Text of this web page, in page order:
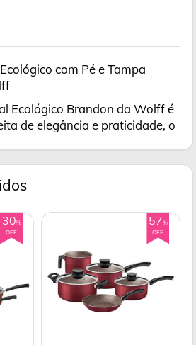
com Pé e Tampa
Ecológico Brandon da Wolff é
de elegância e praticidade, o
30%
OFF
57%
OFF